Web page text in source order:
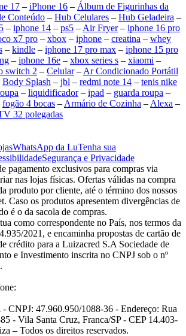
17 – iPhone 16 – Álbum de Figurinhas da
Conteúdo – Hub Celulares – Hub Geladeira –
– iphone 14 – ps5 – Air Fryer– iphone 16 pro
x7 pro – xbox – iphone – creatina – whey
– kindle – iphone 17 pro max – iphone 15 pro
– iphone 16e – xbox series s – xiaomi –
switch 2 – Celular– Ar Condicionado Portátil
Body Splash – jbl – redmi note 14 – tenis nike
– liquidificador– ipad – guarda roupa –
fogão 4 bocas – Armário de Cozinha – Alexa –
32 polegadas
WhatsApp da LuTenha sua
Segurança e Privacidade
pagamento exclusivos para compras via
nas lojas físicas. Ofertas válidas na compra
produto por cliente, até o término dos nossos
Caso os produtos apresentem divergências de
é o da sacola de compras.
como correspondente no País, nos termos da
2021, e encaminha propostas de cartão de
crédito para a Luizacred S.A Sociedade de
e Investimento inscrita no CNPJ sob o nº
CNPJ: 47.960.950/1088-36 - Endereço: Rua
- Vila Santa Cruz, Franca/SP - CEP 14.403-
– Todos os direitos reservados.